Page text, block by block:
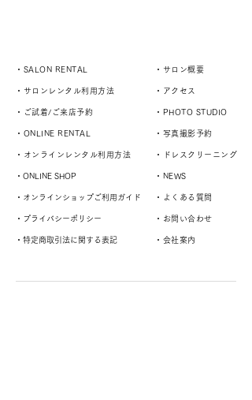
・SALON RENTAL
・サロンレンタル利用方法
・ご試着/ご来店予約
・ONLINE RENTAL
・オンラインレンタル利用方法
・ONLINE SHOP
・オンラインショップご利用ガイド
・プライバシーポリシー
・特定商取引法に関する表記
・サロン概要
・アクセス
・PHOTO STUDIO
・写真撮影予約
・ドレスクリーニング
・NEWS
・よくある質問
・お問い合わせ
・会社案内